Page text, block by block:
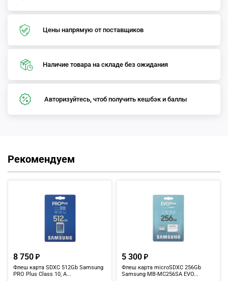
Цены напрямую от поставщиков
Наличие товара на складе без ожидания
Авторизуйтесь, чтоб получить кешбэк и баллы
Рекомендуем
8 750
Флеш карта SDXC 512Gb Samsung
PRO Plus Class 10, A...
5 300
Флеш карта microSDXC 256Gb
Samsung MB-MC256SA EVO...